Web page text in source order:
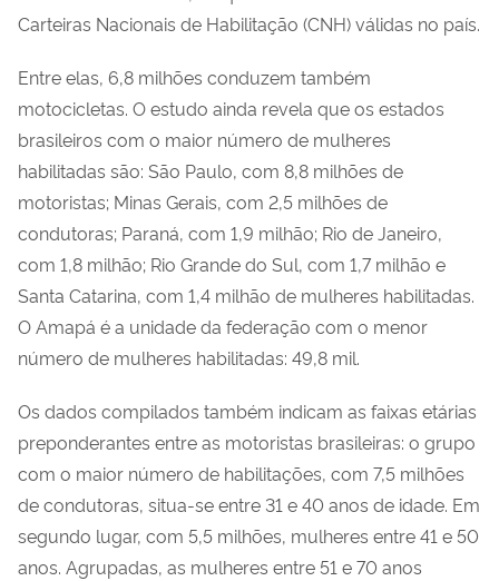
Carteiras Nacionais de Habilitação (CNH) válidas no país.
Entre elas, 6,8 milhões conduzem também
motocicletas. O estudo ainda revela que os estados
brasileiros com o maior número de mulheres
habilitadas são: São Paulo, com 8,8 milhões de
motoristas; Minas Gerais, com 2,5 milhões de
condutoras; Paraná, com 1,9 milhão; Rio de Janeiro,
com 1,8 milhão; Rio Grande do Sul, com 1,7 milhão e
Santa Catarina, com 1,4 milhão de mulheres habilitadas.
O Amapá é a unidade da federação com o menor
número de mulheres habilitadas: 49,8 mil.
Os dados compilados também indicam as faixas etárias
preponderantes entre as motoristas brasileiras: o grupo
com o maior número de habilitações, com 7,5 milhões
de condutoras, situa-se entre 31 e 40 anos de idade. Em
segundo lugar, com 5,5 milhões, mulheres entre 41 e 50
anos. Agrupadas, as mulheres entre 51 e 70 anos